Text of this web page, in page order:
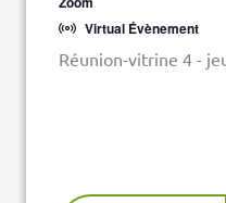
Virtual Évènement
Réunion-vitrine 4 -